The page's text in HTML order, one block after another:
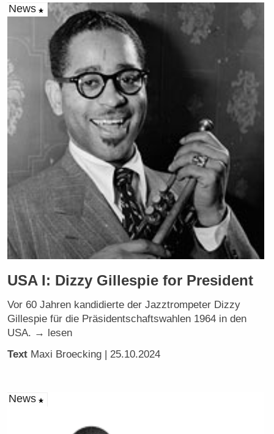
News
USA I: Dizzy Gillespie for President
Vor 60 Jahren kandidierte der Jazztrompeter Dizzy
Gillespie für die Präsidentschaftswahlen 1964 in den
USA. → lesen
Text Maxi Broecking | 25.10.2024
News